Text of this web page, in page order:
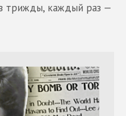
трижды, каждый раз —